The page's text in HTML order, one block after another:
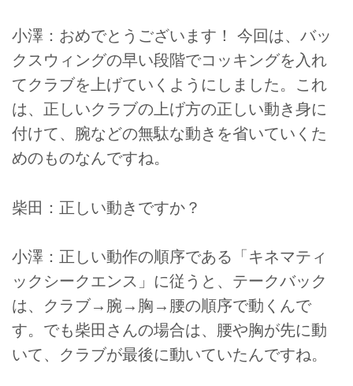
小澤：おめでとうございます！ 今回は、バッ
クスウィングの早い段階でコッキングを入れ
てクラブを上げていくようにしました。これ
は、正しいクラブの上げ方の正しい動き身に
付けて、腕などの無駄な動きを省いていくた
めのものなんですね。
柴田：正しい動きですか？
小澤：正しい動作の順序である「キネマティ
ックシークエンス」に従うと、テークバック
は、クラブ→腕→胸→腰の順序で動くんで
す。でも柴田さんの場合は、腰や胸が先に動
いて、クラブが最後に動いていたんですね。